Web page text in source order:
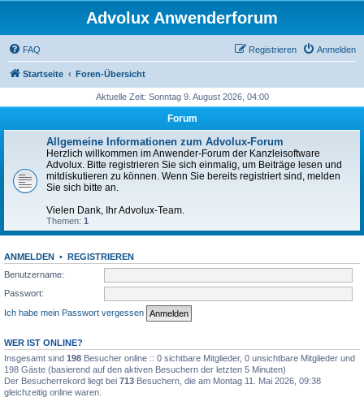
Advolux Anwenderforum
FAQ Anmelden
Registrieren
Startseite Foren-Übersicht
Aktuelle Zeit: Sonntag 9. August 2026, 04:00
Forum
Allgemeine Informationen zum Advolux-Forum
Herzlich willkommen im Anwender-Forum der Kanzleisoftware
Advolux. Bitte registrieren Sie sich einmalig, um Beiträge lesen und
mitdiskutieren zu können. Wenn Sie bereits registriert sind, melden
Sie sich bitte an.
Vielen Dank, Ihr Advolux-Team.
Themen: 1
ANMELDEN • REGISTRIEREN
Benutzername:
Passwort:
Ich habe mein Passwort vergessen
WER IST ONLINE?
Insgesamt sind 198 Besucher online :: 0 sichtbare Mitglieder, 0 unsichtbare Mitglieder und
198 Gäste (basierend auf den aktiven Besuchern der letzten 5 Minuten)
Der Besucherrekord liegt bei 713 Besuchern, die am Montag 11. Mai 2026, 09:38
gleichzeitig online waren.